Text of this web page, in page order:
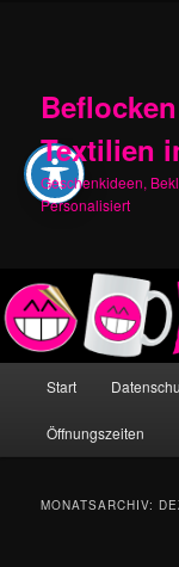
Textilien
Geschenkideen,
Personalisiert
Start
Öffnungszeiten
MONATSARCHIV: